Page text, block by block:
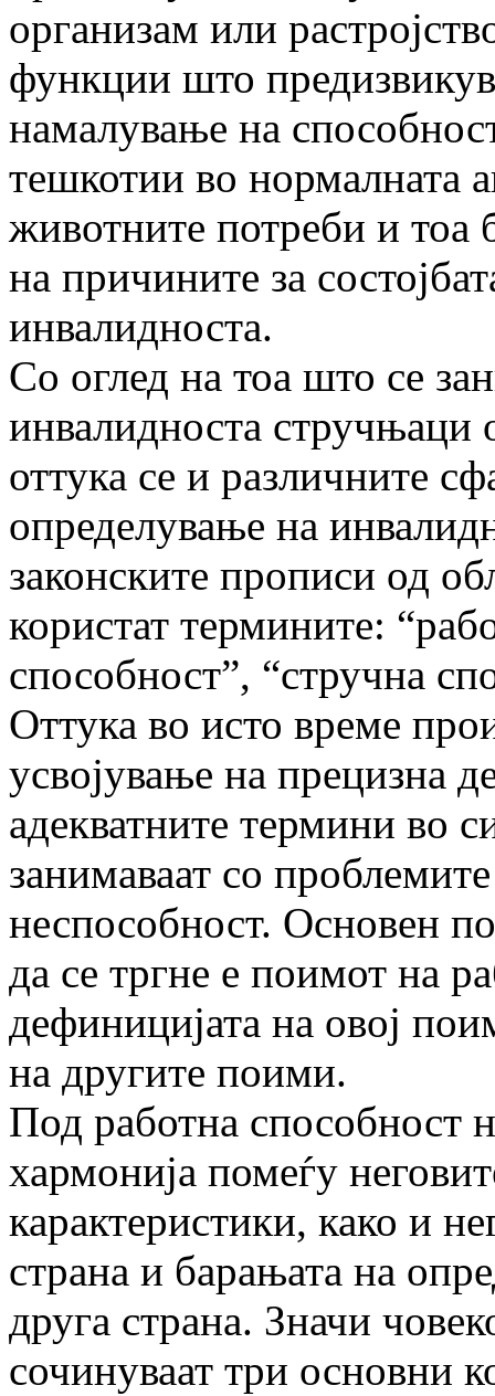
организам или
функции што
намалување на
тешкотии во нормалната
животните потреби и тоа
на причините за
инвалидноста.
Со оглед на тоа што се
инвалидноста
оттука се и различните
определување на
законските прописи од
користат термините:
способност”, “стручна
Оттука во исто време
усвојување на прецизна
адекватните термини во
занимаваат со
неспособност. Основен
да се тргне е поимот на
дефиницијата на овој
на другите поими.
Под работна способност
хармонија помеѓу
карактеристики, како и
страна и барањата на
друга страна. Значи
сочинуваат три основни